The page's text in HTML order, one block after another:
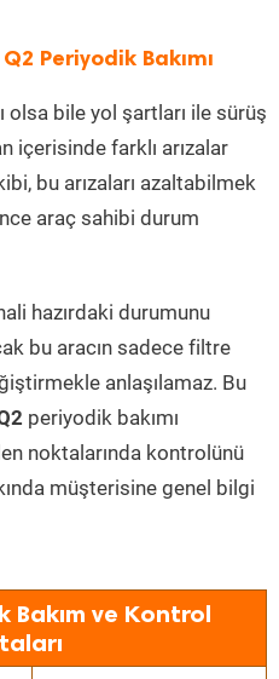
Periyodik Bakımı
olsa bile yol şartları ile sürüş
içerisinde farklı arızalar
bu arızaları azaltabilmek
araç sahibi durum
hazırdaki durumunu
bu aracın sadece filtre
anlaşılamaz. Bu
periyodik bakımı
noktalarında kontrolünü
müşterisine genel bilgi
Bakım ve Kontrol